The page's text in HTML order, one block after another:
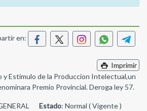
en:
Imprimir
Estimulo de la Produccion Intelectual,un
Premio Provincial. Deroga ley 57.
Estado: Normal ( Vigente )